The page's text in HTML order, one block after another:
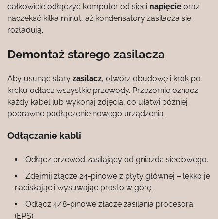
całkowicie odłączyć komputer od sieci napięcie oraz
naczekać kilka minut, aż kondensatory zasilacza się
rozładują.
Demontaż starego zasilacza
Aby usunąć stary zasilacz, otwórz obudowę i krok po
kroku odłącz wszystkie przewody. Przezornie oznacz
każdy kabel lub wykonaj zdjęcia, co ułatwi później
poprawne podłączenie nowego urządzenia.
Odłączanie kabli
Odłącz przewód zasilający od gniazda sieciowego.
Zdejmij złącze 24-pinowe z płyty głównej – lekko je
naciskając i wysuwając prosto w górę.
Odłącz 4/8-pinowe złącze zasilania procesora
(EPS).